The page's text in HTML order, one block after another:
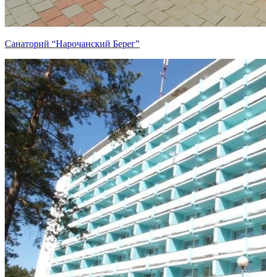
Санаторий “Нарочанский Берег”